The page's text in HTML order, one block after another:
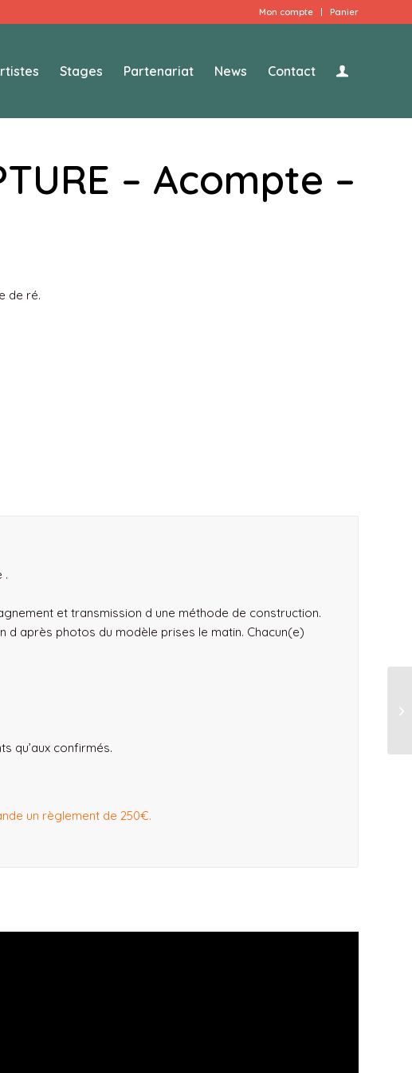
Mon compte Panier
Stages Partenariat News Contact
– Acompte –
de ré.
.
et transmission d une méthode de construction.
d après photos du modèle prises le matin. Chacun(e)
qu’aux confirmés.
un règlement de 250€.